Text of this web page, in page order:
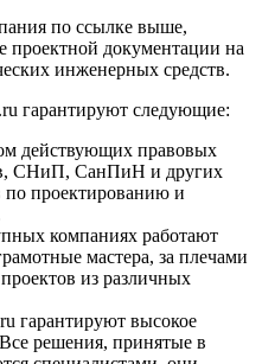
по ссылке выше,
проектной документации на
инженерных средств.
гарантируют следующие:
действующих правовых
СНиП, СанПиН и других
проектированию и
компаниях работают
мастера, за плечами
из различных
гарантируют высокое
решения, принятые в